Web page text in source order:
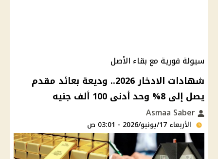
سيولة فورية مع بقاء الأصل
شهادات الادخار 2026.. وديعة بعائد مقدم
يصل إلى 8% وحد أدنى 100 ألف جنيه
الأربعاء 17/يونيو/2026 - 03:01 ص